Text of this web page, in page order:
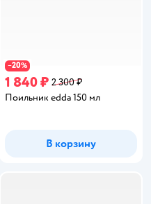
−20%
1 840 ₽ 2 300 ₽
Поильник edda 150 мл
В корзину